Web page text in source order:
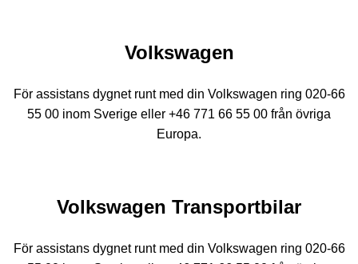
Volkswagen
För assistans dygnet runt med din Volkswagen ring 020-66
55 00 inom Sverige eller +46 771 66 55 00 från övriga
Europa.
Volkswagen Transportbilar
För assistans dygnet runt med din Volkswagen ring 020-66